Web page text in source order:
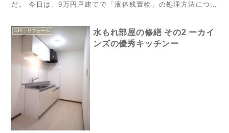
だ。 今日は、​9万円戸建て​で「液体残置物」の処理方法につい
DIY・リフォーム
水もれ部屋の修繕 その2 ーカイ
ンズの優秀キッチンー